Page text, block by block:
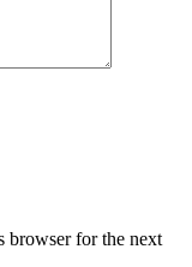
browser for the next